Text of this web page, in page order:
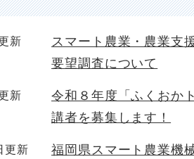
新
スマート農業・農業支
要望調査について
新
令和８年度「ふくおか
講者を募集します！
更新 福岡県スマート農業機